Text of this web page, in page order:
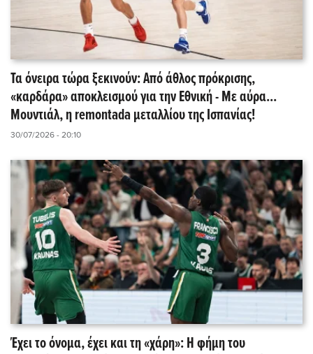
Τα όνειρα τώρα ξεκινούν: Από άθλος πρόκρισης,
«καρδάρα» αποκλεισμού για την Εθνική - Με αύρα...
Μουντιάλ, η remontada μεταλλίου της Ισπανίας!
30/07/2026 - 20:10
Έχει το όνομα, έχει και τη «χάρη»: Η φήμη του